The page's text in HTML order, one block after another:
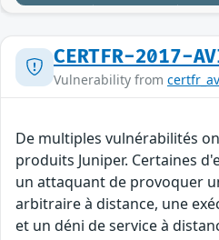
CERTFR-2017-
Vulnerability from
De multiples vulnérabilités
produits Juniper. Certaines
un attaquant de provoquer
arbitraire à distance, une
et un déni de service à